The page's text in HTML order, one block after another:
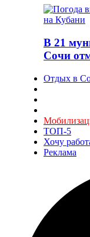
В 21
Сочи
Отдых в
ТОП-5
Хочу
Реклама